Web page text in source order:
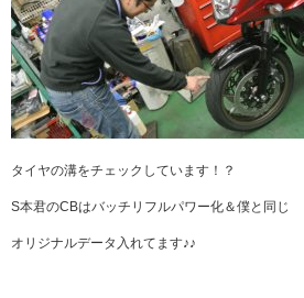
タイヤの溝をチェックしています！？
S本君のCBはバッチリフルパワー化＆僕と同じ
オリジナルデータ入れてます♪♪